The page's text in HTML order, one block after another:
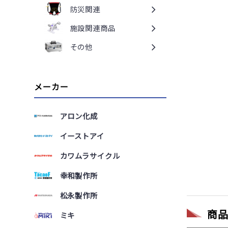
商
防災関連
施設関連商品
その他
メーカー
アロン化成
イーストアイ
カワムラサイクル
幸和製作所
松永製作所
ミキ